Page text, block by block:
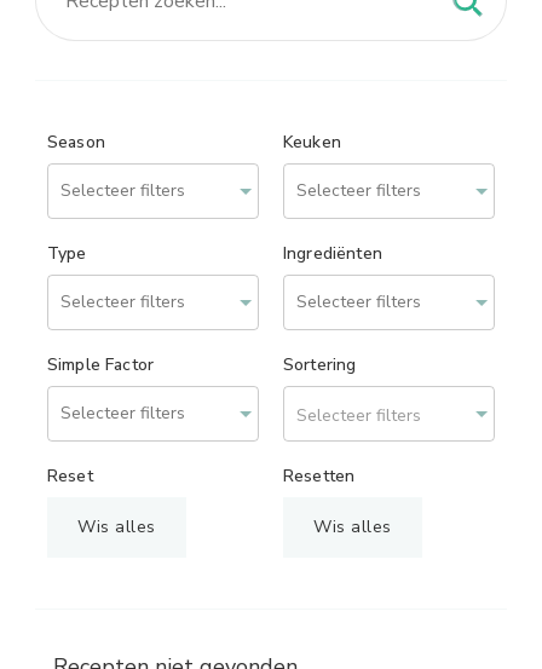
Season Keuken
Type Ingrediënten
Simple Factor Sortering
Selecteer filters
Reset
Wis alles
Resetten
Wis alles